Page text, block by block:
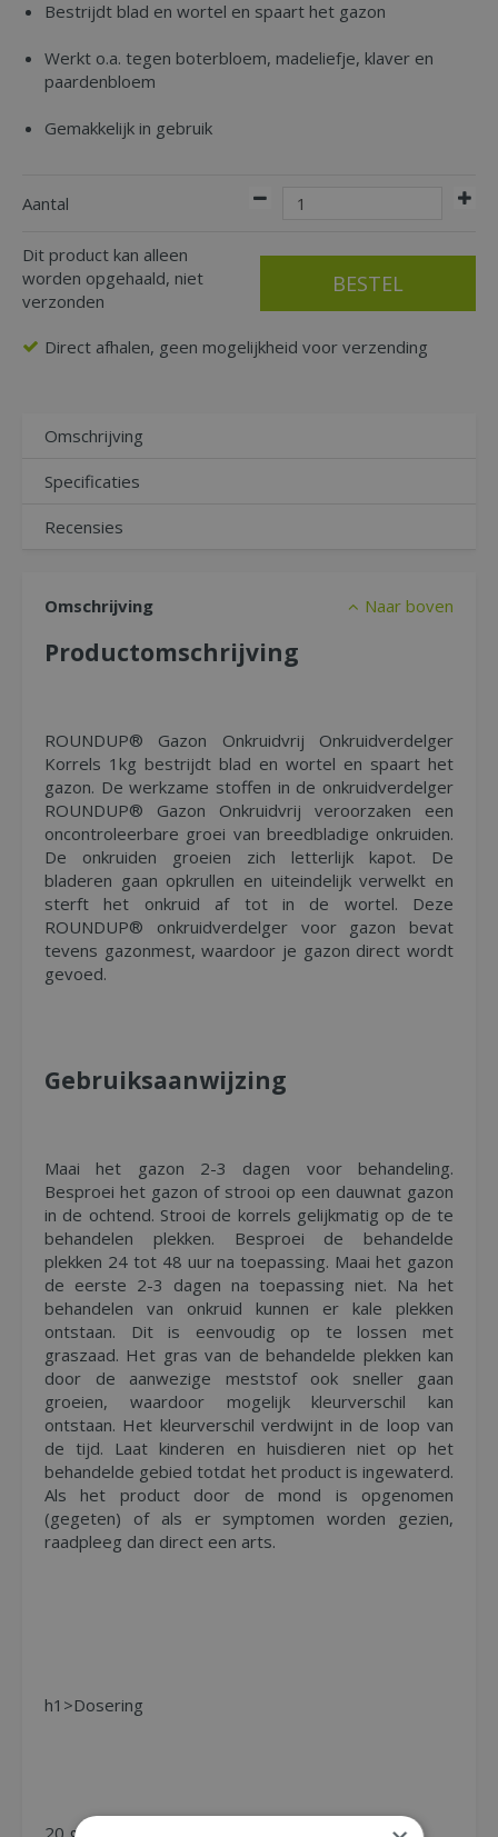
Bestrijdt blad en wortel en spaart het gazon
Werkt o.a. tegen boterbloem, madeliefje, klaver en
paardenbloem
Gemakkelijk in gebruik
Aantal
Dit product kan alleen
worden opgehaald, niet
verzonden
Direct afhalen, geen mogelijkheid voor verzending
Omschrijving
Specificaties
Recensies
Omschrijving Naar boven
Productomschrijving
ROUNDUP® Gazon Onkruidvrij Onkruidverdelger
Korrels 1kg bestrijdt blad en wortel en spaart het
gazon. De werkzame stoffen in de onkruidverdelger
ROUNDUP® Gazon Onkruidvrij veroorzaken een
oncontroleerbare groei van breedbladige onkruiden.
De onkruiden groeien zich letterlijk kapot. De
bladeren gaan opkrullen en uiteindelijk verwelkt en
sterft het onkruid af tot in de wortel. Deze
ROUNDUP® onkruidverdelger voor gazon bevat
tevens gazonmest, waardoor je gazon direct wordt
gevoed.
Gebruiksaanwijzing
Maai het gazon 2-3 dagen voor behandeling.
Besproei het gazon of strooi op een dauwnat gazon
in de ochtend. Strooi de korrels gelijkmatig op de te
behandelen plekken. Besproei de behandelde
plekken 24 tot 48 uur na toepassing. Maai het gazon
de eerste 2-3 dagen na toepassing niet. Na het
behandelen van onkruid kunnen er kale plekken
ontstaan. Dit is eenvoudig op te lossen met
graszaad. Het gras van de behandelde plekken kan
door de aanwezige meststof ook sneller gaan
groeien, waardoor mogelijk kleurverschil kan
ontstaan. Het kleurverschil verdwijnt in de loop van
de tijd. Laat kinderen en huisdieren niet op het
behandelde gebied totdat het product is ingewaterd.
Als het product door de mond is opgenomen
(gegeten) of als er symptomen worden gezien,
raadpleeg dan direct een arts.
h1>Dosering
20 g/m²